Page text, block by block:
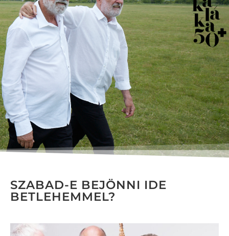
SZABAD-E BEJÖNNI IDE
BETLEHEMMEL?